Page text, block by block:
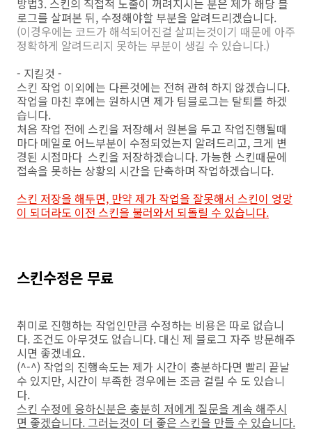
방법3. 스킨의 직접적 노출이 꺼려지시는 분은 제가 해당 블
로그를 살펴본 뒤, 수정해야할 부분을 알려드리겠습니다.
(이경우에는 코드가 해석되어진걸 살피는것이기 때문에 아주
정확하게 알려드리지 못하는 부분이 생길 수 있습니다.)
- 지킬것 -
스킨 작업 이외에는 다른것에는 전혀 관혀 하지 않겠습니다.
작업을 마친 후에는 원하시면 제가 팀블로그는 탈퇴를 하겠
습니다.
처음 작업 전에 스킨을 저장해서 원본을 두고 작업진행될때
마다 메일로 어느부분이 수정되었는지 알려드리고, 크게 변
경된 시점마다 스킨을 저장하겠습니다. 가능한 스킨때문에
접속을 못하는 상황의 시간을 단축하며 작업하겠습니다.
스킨 저장을 해두면, 만약 제가 작업을 잘못해서 스킨이 엉망
이 되더라도 이전 스킨을 불러와서 되돌릴 수 있습니다.
스킨수정은 무료
취미로 진행하는 작업인만큼 수정하는 비용은 따로 없습니
다. 조건도 아무것도 없습니다. 대신 제 블로그 자주 방문해주
시면 좋겠네요.
(^-^) 작업의 진행속도는 제가 시간이 충분하다면 빨리 끝날
수 있지만, 시간이 부족한 경우에는 조금 걸릴 수 도 있습니
다.
스킨 수정에 응하신분은 충분히 저에게 질문을 계속 해주시
면 좋겠습니다. 그러는것이 더 좋은 스킨을 만들 수 있습니다.